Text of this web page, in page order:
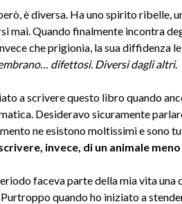
è diversa. Ha uno spirito ribelle,
mai. Quando finalmente incontra
che prigionia, la sua diffidenza
difettosi. Diversi dagli altri.
a scrivere questo libro quando
Desideravo sicuramente
ne esistono moltissimi e sono
invece, di un animale
faceva parte della mia vita una
quando ho iniziato a